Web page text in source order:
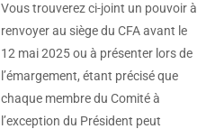
Vous trouverez ci-joint un pouvoir à
renvoyer au siège du CFA avant le
12 mai 2025 ou à présenter lors de
l’émargement, étant précisé que
chaque membre du Comité à
l’exception du Président peut